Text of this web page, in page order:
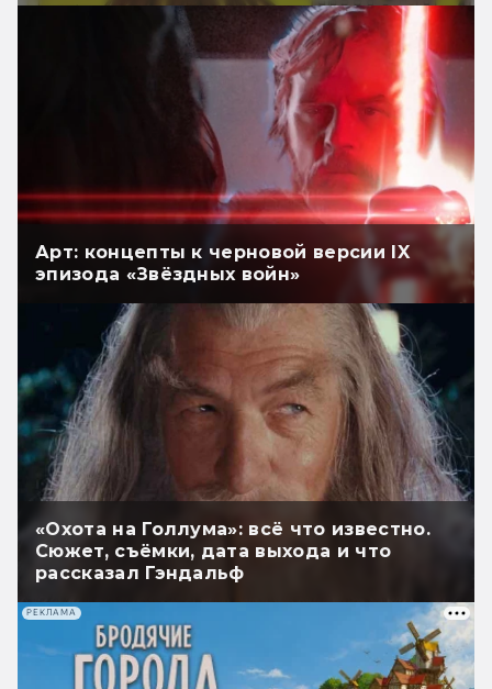
Арт: концепты к черновой версии IX
эпизода «Звёздных войн»
«Охота на Голлума»: всё что известно.
Сюжет, съёмки, дата выхода и что
рассказал Гэндальф
РЕКЛАМА